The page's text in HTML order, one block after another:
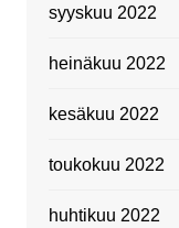
syyskuu 2022
heinäkuu 2022
kesäkuu 2022
toukokuu 2022
huhtikuu 2022